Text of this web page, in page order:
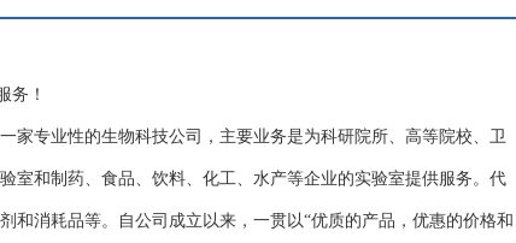
务！
家专业性的生物科技公司，主要业务是为科研院所、高等院校、卫
室和制药、食品、饮料、化工、水产等企业的实验室提供服务。代
和消耗品等。自公司成立以来，一贯以“优质的产品，优惠的价格和